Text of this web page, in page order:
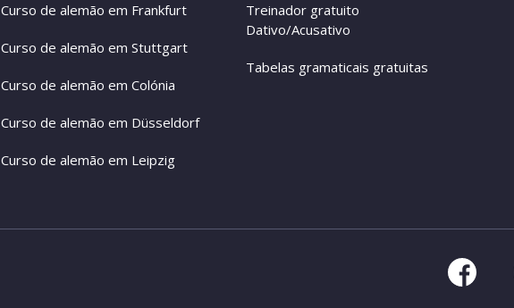
Curso de alemão em Frankfurt
Curso de alemão em Stuttgart
Curso de alemão em Colónia
Curso de alemão em Düsseldorf
Curso de alemão em Leipzig
Treinador gratuito
Dativo/Acusativo
Tabelas gramaticais gratuitas